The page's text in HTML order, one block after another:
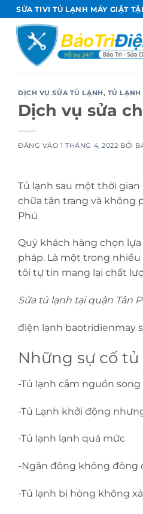
qua
dung
SỬA TIVI TỦ LẠNH MÁY GIẶT
DỊCH VỤ SỬA TỦ LẠNH, TỦ LẠNH
Dịch vụ sửa
ĐĂNG VÀO1 THÁNG 4, 2022 BỞI
Tủ lạnh sau một thời
chữa tân trang và không
Phú
Quý khách hàng chọn
pháp. Là một trong nhiều
tôi tự tin mang lại chất
Sửa tủ lạnh tại quận Tân
điện lạnh baotridienmay
Những sự cố
-Tủ lạnh cắm nguồn
-Tủ Lạnh khởi động
-Tủ lạnh lạnh quá mức
-Ngăn đông không đông
-Tủ lạnh bị hỏng không